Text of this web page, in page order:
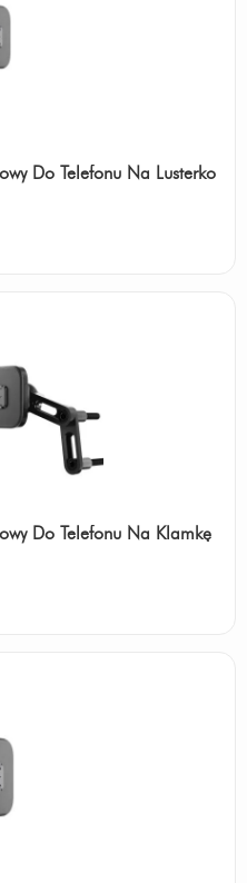
Do Telefonu Na Lusterko
Do Telefonu Na Klamkę